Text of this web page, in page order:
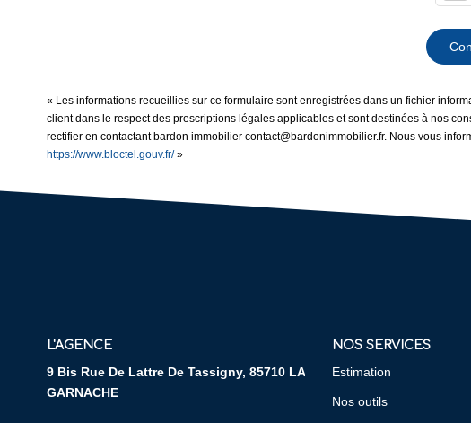
« Les informations recueillies sur ce formulaire sont enregistrées dans un fichier
client dans le respect des prescriptions légales applicables et sont destinées à nos
rectifier en contactant bardon immobilier contact@bardonimmobilier.fr. Nous vous
https://www.bloctel.gouv.fr/»
L'AGENCE
9 Bis Rue De Lattre De Tassigny, 85710 LA
GARNACHE
NOS SERVICES
Estimation
Nos outils